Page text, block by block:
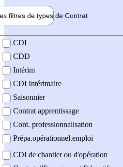
filtres de types de Contrat
contrat
CDI
CDD
Intérim
CDI Intérimaire
Saisonnier
Contrat apprentissage
Cont. professionnalisation
Prépa.opérationnel.emploi
CDI de chantier ou d'opération